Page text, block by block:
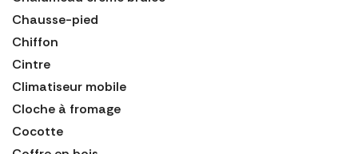
Chausse-pied
Chiffon
Cintre
Climatiseur mobile
Cloche à fromage
Cocotte